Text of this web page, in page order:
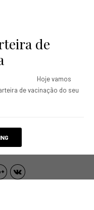
de
Hoje vamos
de vacinação do seu